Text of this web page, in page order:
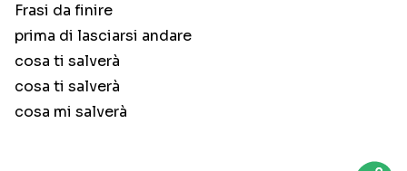
Frasi da finire
prima di lasciarsi andare
cosa ti salverà
cosa ti salverà
cosa mi salverà